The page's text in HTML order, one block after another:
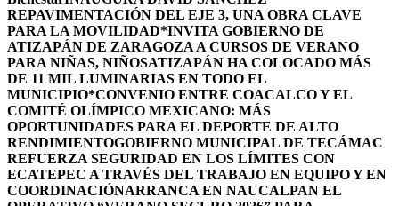
REPAVIMENTACIÓN DEL EJE 3, UNA OBRA CLAVE
PARA LA MOVILIDAD*INVITA GOBIERNO DE
ATIZAPÁN DE ZARAGOZA A CURSOS DE VERANO
PARA NIÑAS, NIÑOSATIZAPÁN HA COLOCADO MÁS
DE 11 MIL LUMINARIAS EN TODO EL
MUNICIPIO*CONVENIO ENTRE COACALCO Y EL
COMITÉ OLÍMPICO MEXICANO: MÁS
OPORTUNIDADES PARA EL DEPORTE DE ALTO
RENDIMIENTOGOBIERNO MUNICIPAL DE TECÁMAC
REFUERZA SEGURIDAD EN LOS LÍMITES CON
ECATEPEC A TRAVÉS DEL TRABAJO EN EQUIPO Y EN
COORDINACIÓNARRANCA EN NAUCALPAN EL